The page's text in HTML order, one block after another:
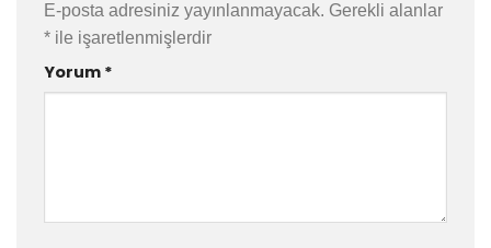
E-posta adresiniz yayınlanmayacak. Gerekli alanlar
* ile işaretlenmişlerdir
Yorum *